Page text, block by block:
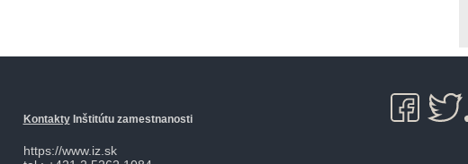
KontaktyInštitútu zamestnanosti
https://www.iz.sk